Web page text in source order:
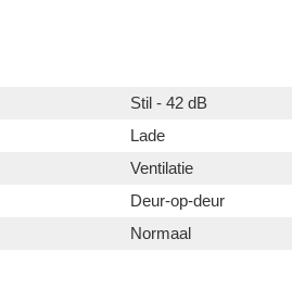
Stil - 42 dB
Lade
Ventilatie
Deur-op-deur
Normaal